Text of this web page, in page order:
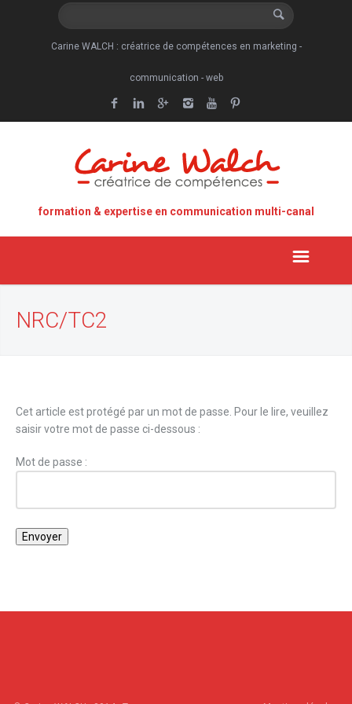
Carine WALCH : créatrice de compétences en marketing -
communication - web
formation & expertise en communication multi-canal
NRC/TC2
Cet article est protégé par un mot de passe. Pour le lire, veuillez
saisir votre mot de passe ci-dessous :
Mot de passe :